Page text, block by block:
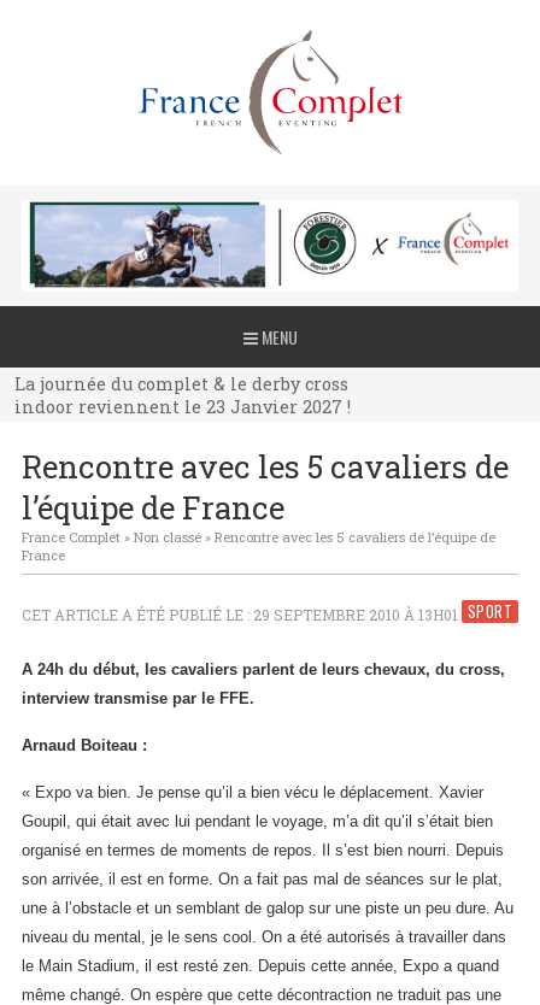
MENU
La journée du complet & le derby cross
indoor reviennent le 23 Janvier 2027 !
La journée du complet & le derby cross
indoor reviennent le 23 Janvier 2027 !
indoor reviennent le 23 Janvier 2027 !
Rencontre avec les 5 cavaliers de
l’équipe de France
France Complet» Non classé» Rencontre avec les 5 cavaliers de l’équipe de
France
SPORT
CET ARTICLE A ÉTÉ PUBLIÉ LE : 29 SEPTEMBRE 2010 À 13H01
A 24h du début, les cavaliers parlent de leurs chevaux, du cross,
interview transmise par le FFE.
Arnaud Boiteau :
« Expo va bien. Je pense qu’il a bien vécu le déplacement. Xavier
Goupil, qui était avec lui pendant le voyage, m’a dit qu’il s’était bien
organisé en termes de moments de repos. Il s’est bien nourri. Depuis
son arrivée, il est en forme. On a fait pas mal de séances sur le plat,
une à l’obstacle et un semblant de galop sur une piste un peu dure. Au
niveau du mental, je le sens cool. On a été autorisés à travailler dans
le Main Stadium, il est resté zen. Depuis cette année, Expo a quand
même changé. On espère que cette décontraction ne traduit pas une